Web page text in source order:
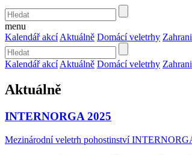
menu
Kalendář akcí Aktuálně Domácí veletrhy
Kalendář akcí Aktuálně Domácí veletrhy
Aktuálně
INTERNORGA 2025
Mezinárodní veletrh pohostinství